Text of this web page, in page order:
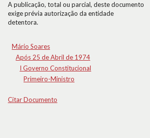
A publicação, total ou parcial, deste documento
exige prévia autorização da entidade
detentora.
Mário Soares
Após 25 de Abril de 1974
I Governo Constitucional
Primeiro-Ministro
Citar Documento